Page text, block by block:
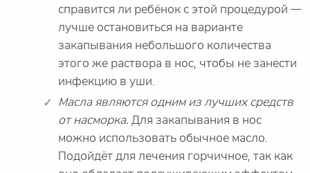
справится ли ребёнок с этой процедурой —
лучше остановиться на варианте
закапывания небольшого количества
этого же раствора в нос, чтобы не занести
инфекцию в уши.
Масла являются одним из лучших средств
от насморка. Для закапывания в нос
можно использовать обычное масло.
Подойдёт для лечения горчичное, так как